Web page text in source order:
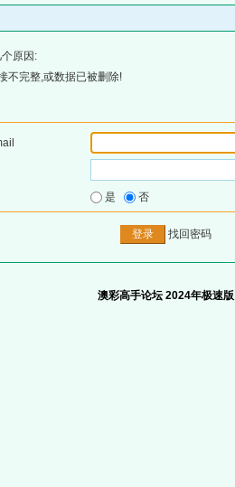
原因:
不完整,或数据已被删除!
是 否
找回密码
澳彩高手论坛 2024年极速版